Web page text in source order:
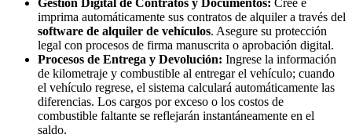
Gestión Digital de Contratos y Documentos: Cree e
imprima automáticamente sus contratos de alquiler a través del
software de alquiler de vehículos. Asegure su protección
legal con procesos de firma manuscrita o aprobación digital.
Procesos de Entrega y Devolución: Ingrese la información
de kilometraje y combustible al entregar el vehículo; cuando
el vehículo regrese, el sistema calculará automáticamente las
diferencias. Los cargos por exceso o los costos de
combustible faltante se reflejarán instantáneamente en el
saldo.